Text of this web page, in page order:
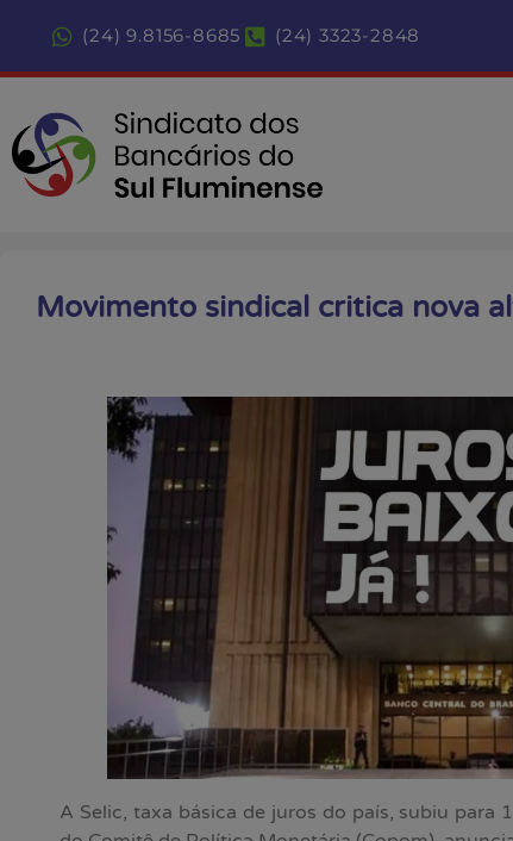
(24) 9.8156-8685 (24) 3323-2848
Movimento sindical critica nova
A Selic, taxa básica de juros do país, subiu para